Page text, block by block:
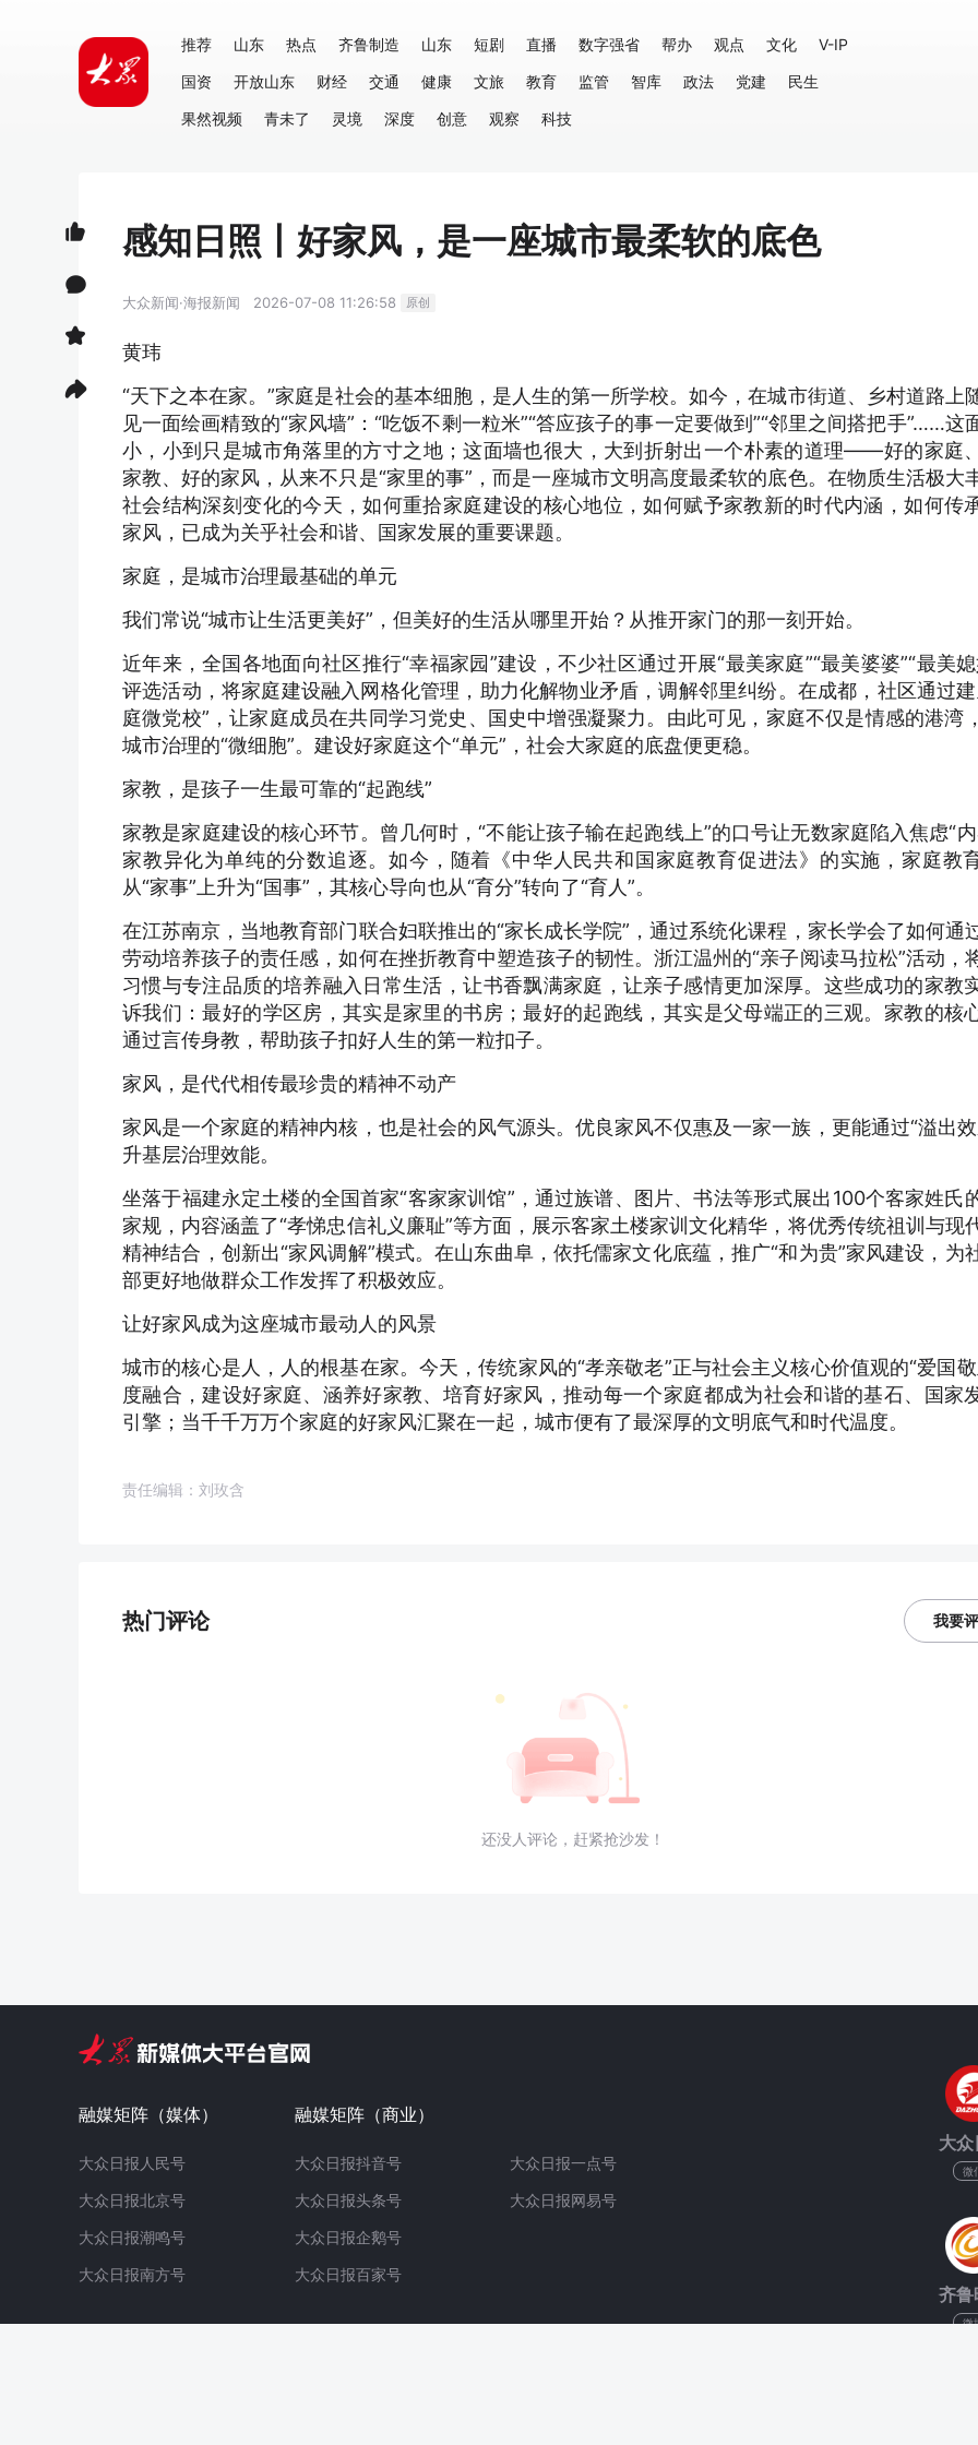
推荐 山东 热点 齐鲁制造 山东 短剧 直播 数字强省 帮办 观点 文化
V-IP
国资
开放山东 财经 交通 健康 文旅 教育 监管 智库 政法 党建
民生
果然视频
青未了 灵境 深度 创意 观察 科技
感知日照丨好家风，是一座城市最柔软的底色
大众新闻·海报新闻 2026-07-08 11:26:58 原创
黄玮
“天下之本在家。”家庭是社会的基本细胞，是人生的第一所学校。如今，在城市街道、乡村道路上
见一面绘画精致的“家风墙”：“吃饭不剩一粒米”“答应孩子的事一定要做到”“邻里之间搭把手”……这
小，小到只是城市角落里的方寸之地；这面墙也很大，大到折射出一个朴素的道理——好的家庭
家教、好的家风，从来不只是“家里的事”，而是一座城市文明高度最柔软的底色。在物质生活极大
社会结构深刻变化的今天，如何重拾家庭建设的核心地位，如何赋予家教新的时代内涵，如何传
家风，已成为关乎社会和谐、国家发展的重要课题。
家庭，是城市治理最基础的单元
我们常说“城市让生活更美好”，但美好的生活从哪里开始？从推开家门的那一刻开始。
近年来，全国各地面向社区推行“幸福家园”建设，不少社区通过开展“最美家庭”“最美婆婆”“最美
评选活动，将家庭建设融入网格化管理，助力化解物业矛盾，调解邻里纠纷。在成都，社区通过
庭微党校”，让家庭成员在共同学习党史、国史中增强凝聚力。由此可见，家庭不仅是情感的港湾
城市治理的“微细胞”。建设好家庭这个“单元”，社会大家庭的底盘便更稳。
家教，是孩子一生最可靠的“起跑线”
家教是家庭建设的核心环节。曾几何时，“不能让孩子输在起跑线上”的口号让无数家庭陷入焦虑“
家教异化为单纯的分数追逐。如今，随着《中华人民共和国家庭教育促进法》的实施，家庭教
从“家事”上升为“国事”，其核心导向也从“育分”转向了“育人”。
在江苏南京，当地教育部门联合妇联推出的“家长成长学院”，通过系统化课程，家长学会了如何通
劳动培养孩子的责任感，如何在挫折教育中塑造孩子的韧性。浙江温州的“亲子阅读马拉松”活动，
习惯与专注品质的培养融入日常生活，让书香飘满家庭，让亲子感情更加深厚。这些成功的家教
诉我们：最好的学区房，其实是家里的书房；最好的起跑线，其实是父母端正的三观。家教的核
通过言传身教，帮助孩子扣好人生的第一粒扣子。
家风，是代代相传最珍贵的精神不动产
家风是一个家庭的精神内核，也是社会的风气源头。优良家风不仅惠及一家一族，更能通过“溢出
升基层治理效能。
坐落于福建永定土楼的全国首家“客家家训馆”，通过族谱、图片、书法等形式展出100个客家姓氏
家规，内容涵盖了“孝悌忠信礼义廉耻”等方面，展示客家土楼家训文化精华，将优秀传统祖训与现
精神结合，创新出“家风调解”模式。在山东曲阜，依托儒家文化底蕴，推广“和为贵”家风建设，为
部更好地做群众工作发挥了积极效应。
让好家风成为这座城市最动人的风景
城市的核心是人，人的根基在家。今天，传统家风的“孝亲敬老”正与社会主义核心价值观的“爱国
度融合，建设好家庭、涵养好家教、培育好家风，推动每一个家庭都成为社会和谐的基石、国家
引擎；当千千万万个家庭的好家风汇聚在一起，城市便有了最深厚的文明底气和时代温度。
责任编辑：刘玫含
热门评论 我要
还没人评论，赶紧抢沙发！
融媒矩阵（媒体）
大众日报人民号
大众日报北京号
大众日报潮鸣号
大众日报南方号
融媒矩阵（商业）
大众日报抖音号
大众日报头条号
大众日报企鹅号
大众日报百家号
大众日报一点号
大众日报网易号
大
微
齐鲁
微